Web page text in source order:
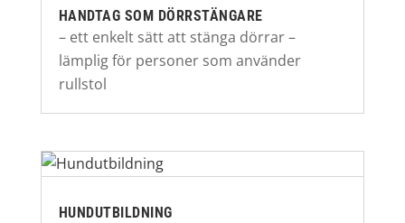
HANDTAG SOM DÖRRSTÄNGARE
– ett enkelt sätt att stänga dörrar –
lämplig för personer som använder
rullstol
HUNDUTBILDNING